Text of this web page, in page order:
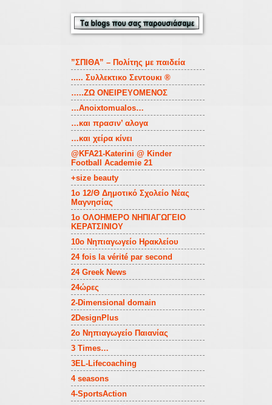
”ΣΠΙΘΑ” – Πολίτης με παιδεία
..... Συλλεκτικο Σεντουκι ®
…..ZΩ ΟΝΕΙΡΕΥΟΜΕΝΟΣ
…Anoixtomualos…
…και πρασιν’ αλογα
…και χείρα κίνει
@KFA21-Katerini @ Kinder
Football Academie 21
+size beauty
1o 12/Θ Δημοτικό Σχολείο Νέας
Μαγνησίας
1o ΟΛΟΗΜΕΡΟ ΝΗΠΙΑΓΩΓΕΙΟ
ΚΕΡΑΤΣΙΝΙΟΥ
10ο Νηπιαγωγείο Ηρακλείου
24 fois la vérité par second
24 Greek News
24ώρες
2-Dimensional domain
2DesignPlus
2o Νηπιαγωγείο Παιανίας
3 Times…
3EL-Lifecoaching
4 seasons
4-SportsAction